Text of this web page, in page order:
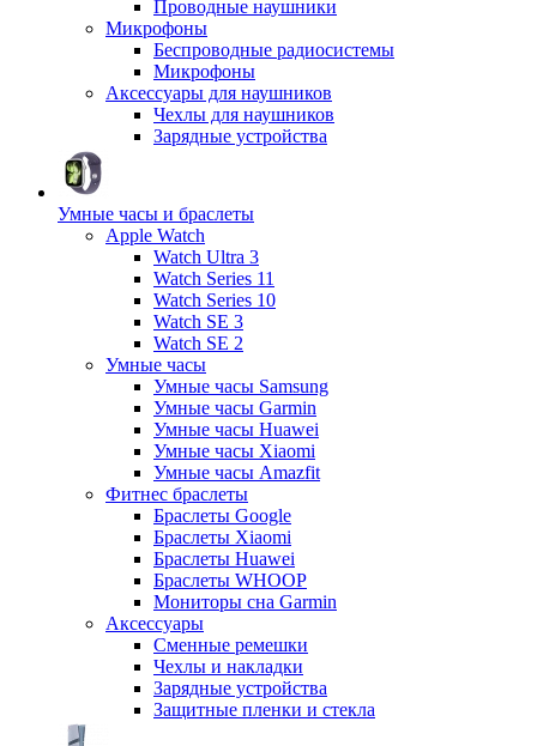
Проводные наушники
Микрофоны
Беспроводные радиосистемы
Микрофоны
Аксессуары для наушников
Чехлы для наушников
Зарядные устройства
Умные часы и браслеты
Apple Watch
Watch Ultra 3
Watch Series 11
Watch Series 10
Watch SE 3
Watch SE 2
Умные часы
Умные часы Samsung
Умные часы Garmin
Умные часы Huawei
Умные часы Xiaomi
Умные часы Amazfit
Фитнес браслеты
Браслеты Google
Браслеты Xiaomi
Браслеты Huawei
Браслеты WHOOP
Мониторы сна Garmin
Аксессуары
Сменные ремешки
Чехлы и накладки
Зарядные устройства
Защитные пленки и стекла